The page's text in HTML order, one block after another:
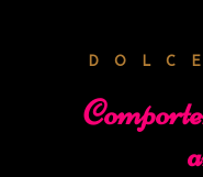
comportementaliste chien à